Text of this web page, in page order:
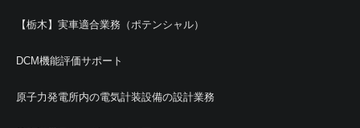
【栃木】実車適合業務（ポテンシャル）
DCM機能評価サポート
原子力発電所内の電気計装設備の設計業務